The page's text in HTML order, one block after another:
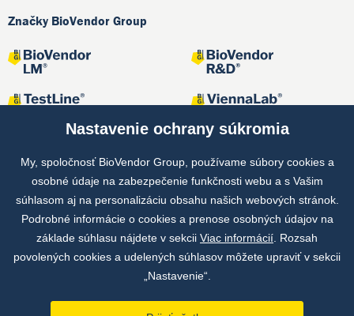
Značky BioVendor Group
Spoločné projekty
Nastavenie ochrany súkromia
My, spoločnosť BioVendor Group, používame súbory cookies a
osobné údaje na zabezpečenie funkčnosti webu a s Vašim
súhlasom aj na personalizáciu obsahu našich webových stránok.
Podrobné informácie o cookies a prenose osobných údajov na
základe súhlasu nájdete v sekcii Viac informácií . Rozsah
povolených cookies a udelených súhlasov môžete upraviť v sekcii
„Nastavenie“.